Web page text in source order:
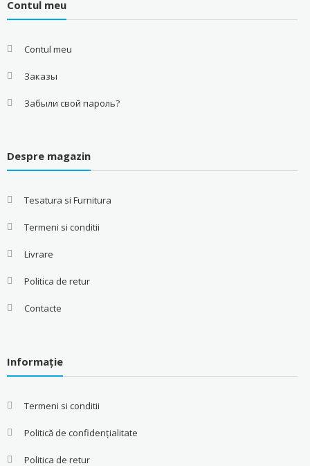
Contul meu
Contul meu
Заказы
Забыли свой пароль?
Despre magazin
Tesatura si Furnitura
Termeni si conditii
Livrare
Politica de retur
Contacte
Informație
Termeni si conditii
Politică de confidențialitate
Politica de retur